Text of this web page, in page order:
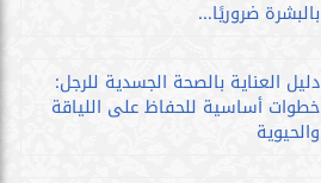
بالبشرة ضروريًا...
دليل العناية بالصحة الجسدية للرجل:
خطوات أساسية للحفاظ على اللياقة
والحيوية